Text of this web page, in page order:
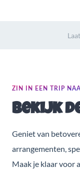
ZIN IN EEN TRIP
Bekijk
Geniet van
arrangementen,
Maak je klaar voor